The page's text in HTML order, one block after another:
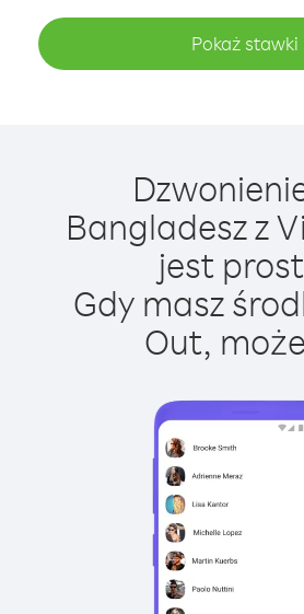
Pokaż stawki
Bangladesz z
jest
Gdy masz
Out,